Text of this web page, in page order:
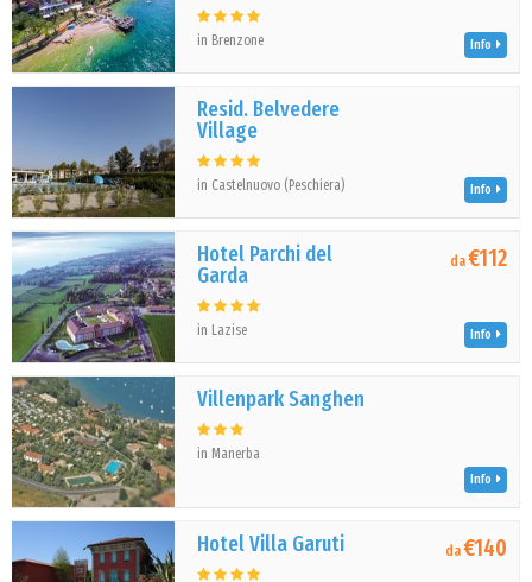
in Brenzone Info
Resid. Belvedere
Village
in Castelnuovo (Peschiera) Info
Hotel Parchi del
Garda
in Lazise
da€112
Info
Villenpark Sanghen
in Manerba
Info
Hotel Villa Garuti da€140